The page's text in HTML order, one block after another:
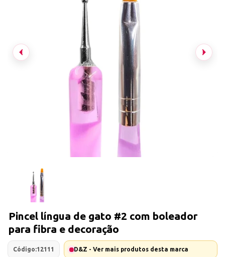
Pincel língua de gato #2 com boleador
para fibra e decoração
Código:12111 D&Z - Ver mais produtos desta marca